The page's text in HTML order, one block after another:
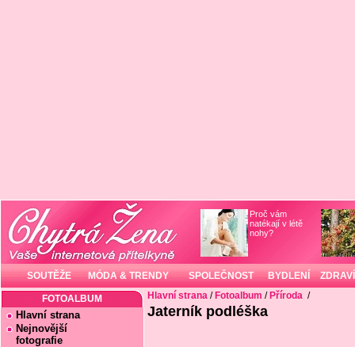
Proč vám
natékají v létě
nohy?
SOUTĚŽE MÓDA & TRENDY SPOLEČNOST BYDLENÍ ZDRAVÍ
FOTOALBUM
Hlavní strana
Nejnovější
fotografie
Hlavní strana / Fotoalbum / Příroda /
Jaterník podléška